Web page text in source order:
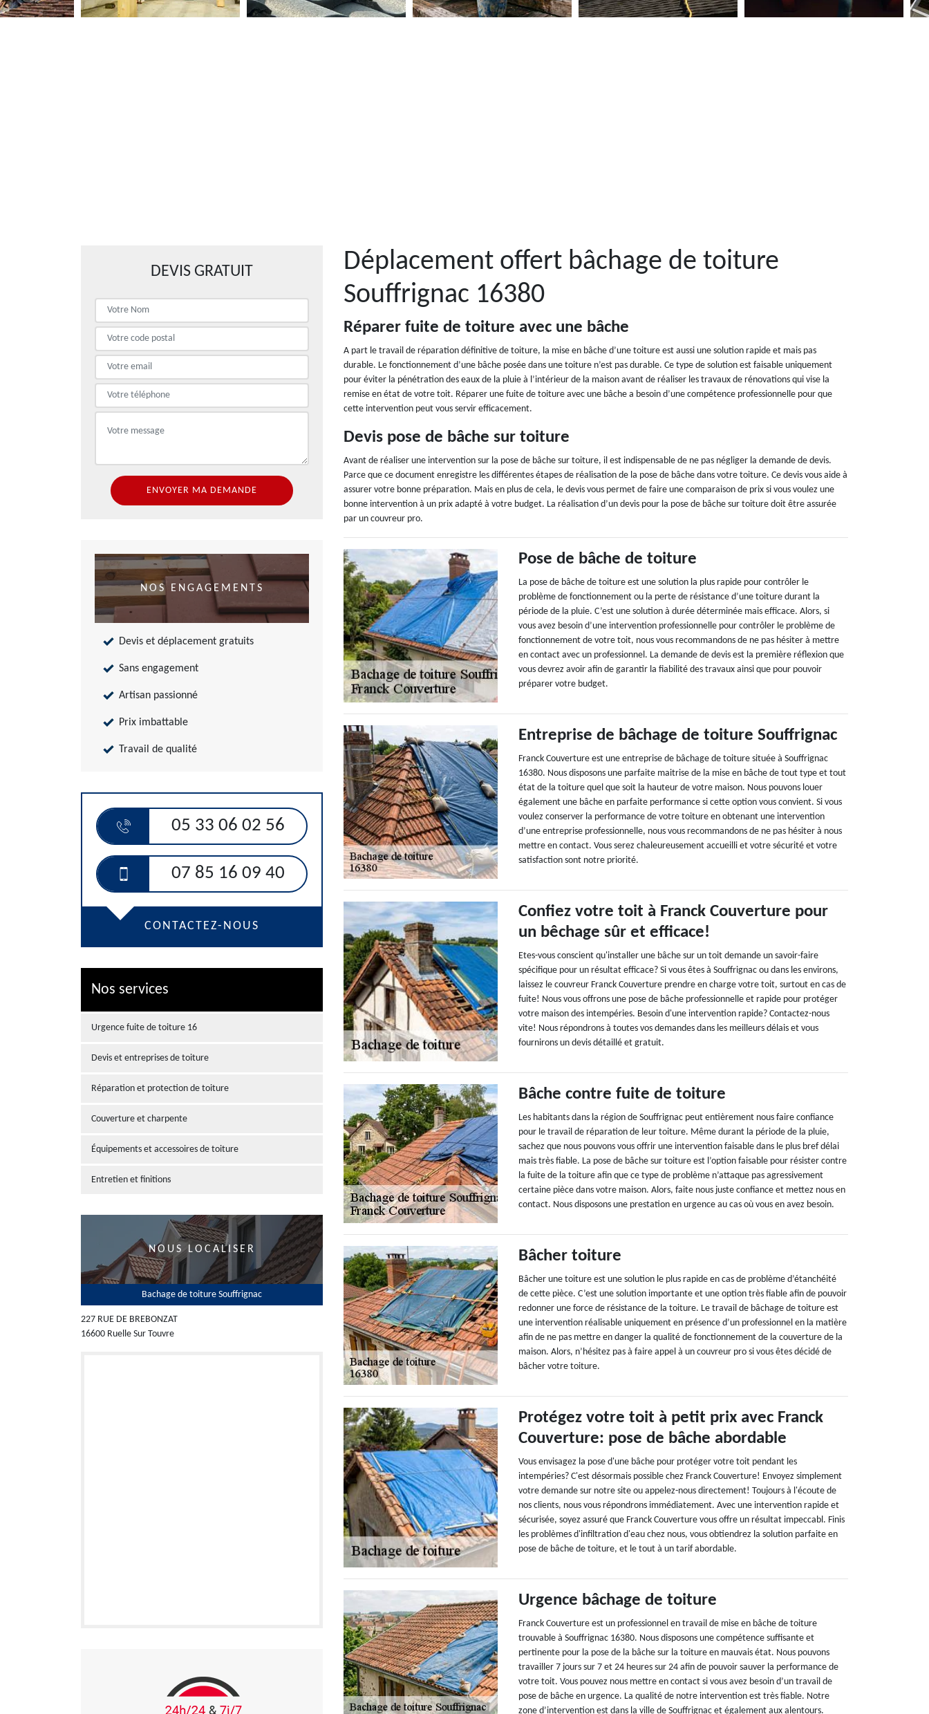
DEVIS GRATUIT
NOS ENGAGEMENTS
Devis et déplacement gratuits
Sans engagement
Artisan passionné
Prix imbattable
Travail de qualité
05 33 06 02 56
07 85 16 09 40
CONTACTEZ-NOUS
Nos services
Urgence fuite de toiture 16
Devis et entreprises de toiture
Réparation et protection de toiture
Couverture et charpente
Équipements et accessoires de toiture
Entretien et finitions
NOUS LOCALISER
Bachage de toiture Souffrignac
227 RUE DE BREBONZAT
16600 Ruelle Sur Touvre
Déplacement offert bâchage de toiture
Souffrignac 16380
Réparer fuite de toiture avec une bâche
A part le travail de réparation définitive de toiture, la mise en bâche d’une toiture est aussi une solution rapide et mais pas
durable. Le fonctionnement d’une bâche posée dans une toiture n’est pas durable. Ce type de solution est faisable uniquement
pour éviter la pénétration des eaux de la pluie à l’intérieur de la maison avant de réaliser les travaux de rénovations qui vise la
remise en état de votre toit. Réparer une fuite de toiture avec une bâche a besoin d’une compétence professionnelle pour que
cette intervention peut vous servir efficacement.
Devis pose de bâche sur toiture
Avant de réaliser une intervention sur la pose de bâche sur toiture, il est indispensable de ne pas négliger la demande de devis.
Parce que ce document enregistre les différentes étapes de réalisation de la pose de bâche dans votre toiture. Ce devis vous aide à
assurer votre bonne préparation. Mais en plus de cela, le devis vous permet de faire une comparaison de prix si vous voulez une
bonne intervention à un prix adapté à votre budget. La réalisation d’un devis pour la pose de bâche sur toiture doit être assurée
par un couvreur pro.
Pose de bâche de toiture
La pose de bâche de toiture est une solution la plus rapide pour contrôler le
problème de fonctionnement ou la perte de résistance d’une toiture durant la
période de la pluie. C’est une solution à durée déterminée mais efficace. Alors, si
vous avez besoin d’une intervention professionnelle pour contrôler le problème de
fonctionnement de votre toit, nous vous recommandons de ne pas hésiter à mettre
en contact avec un professionnel. La demande de devis est la première réflexion que
vous devrez avoir afin de garantir la fiabilité des travaux ainsi que pour pouvoir
préparer votre budget.
Entreprise de bâchage de toiture Souffrignac
Franck Couverture est une entreprise de bâchage de toiture située à Souffrignac
16380. Nous disposons une parfaite maitrise de la mise en bâche de tout type et tout
état de la toiture quel que soit la hauteur de votre maison. Nous pouvons louer
également une bâche en parfaite performance si cette option vous convient. Si vous
voulez conserver la performance de votre toiture en obtenant une intervention
d’une entreprise professionnelle, nous vous recommandons de ne pas hésiter à nous
mettre en contact. Vous serez chaleureusement accueilli et votre sécurité et votre
satisfaction sont notre priorité.
Confiez votre toit à Franck Couverture pour
un bêchage sûr et efficace!
Etes-vous conscient qu'installer une bâche sur un toit demande un savoir-faire
spécifique pour un résultat efficace? Si vous êtes à Souffrignac ou dans les environs,
laissez le couvreur Franck Couverture prendre en charge votre toit, surtout en cas de
fuite! Nous vous offrons une pose de bâche professionnelle et rapide pour protéger
votre maison des intempéries. Besoin d'une intervention rapide? Contactez-nous
vite! Nous répondrons à toutes vos demandes dans les meilleurs délais et vous
fournirons un devis détaillé et gratuit.
Bâche contre fuite de toiture
Les habitants dans la région de Souffrignac peut entièrement nous faire confiance
pour le travail de réparation de leur toiture. Même durant la période de la pluie,
sachez que nous pouvons vous offrir une intervention faisable dans le plus bref délai
mais très fiable. La pose de bâche sur toiture est l’option faisable pour résister contre
la fuite de la toiture afin que ce type de problème n’attaque pas agressivement
certaine pièce dans votre maison. Alors, faite nous juste confiance et mettez nous en
contact. Nous disposons une prestation en urgence au cas où vous en avez besoin.
Bâcher toiture
Bâcher une toiture est une solution le plus rapide en cas de problème d’étanchéité
de cette pièce. C’est une solution importante et une option très fiable afin de pouvoir
redonner une force de résistance de la toiture. Le travail de bâchage de toiture est
une intervention réalisable uniquement en présence d’un professionnel en la matière
afin de ne pas mettre en danger la qualité de fonctionnement de la couverture de la
maison. Alors, n’hésitez pas à faire appel à un couvreur pro si vous êtes décidé de
bâcher votre toiture.
Protégez votre toit à petit prix avec Franck
Couverture: pose de bâche abordable
Vous envisagez la pose d'une bâche pour protéger votre toit pendant les
intempéries? C'est désormais possible chez Franck Couverture! Envoyez simplement
votre demande sur notre site ou appelez-nous directement! Toujours à l'écoute de
nos clients, nous vous répondrons immédiatement. Avec une intervention rapide et
sécurisée, soyez assuré que Franck Couverture vous offre un résultat impeccabl. Finis
les problèmes d'infiltration d'eau chez nous, vous obtiendrez la solution parfaite en
pose de bâche de toiture, et le tout à un tarif abordable.
Urgence bâchage de toiture
Franck Couverture est un professionnel en travail de mise en bâche de toiture
trouvable à Souffrignac 16380. Nous disposons une compétence suffisante et
pertinente pour la pose de la bâche sur la toiture en mauvais état. Nous pouvons
travailler 7 jours sur 7 et 24 heures sur 24 afin de pouvoir sauver la performance de
votre toit. Vous pouvez nous mettre en contact si vous avez besoin d’un travail de
pose de bâche en urgence. La qualité de notre intervention est très fiable. Notre
zone d’intervention est dans la ville de Souffrignac et également aux alentours.